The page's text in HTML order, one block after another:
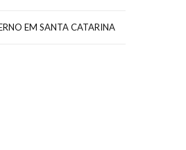
EM SANTA CATARINA